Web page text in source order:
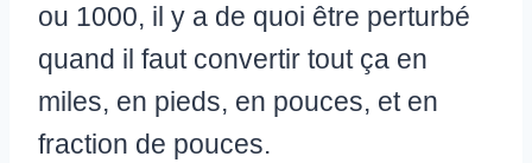
ou 1000, il y a de quoi être perturbé
quand il faut convertir tout ça en
miles, en pieds, en pouces, et en
fraction de pouces.